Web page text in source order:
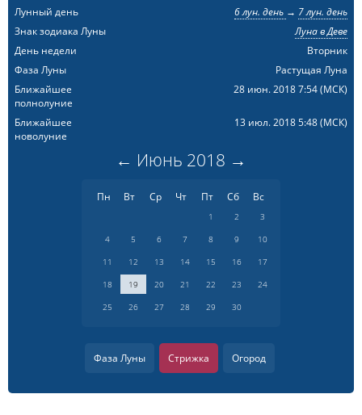
Лунный день
6 лун. день → 7 лун. день
Знак зодиака Луны
Луна в Деве
День недели
Вторник
Фаза Луны
Растущая Луна
Ближайшее
полнолуние
28 июн. 2018 7:54(МСК)
Ближайшее
новолуние
13 июл. 2018 5:48(МСК)
← Июнь 2018 →
Пн Вт Ср Чт Пт Сб Вс
1 2
3
4
5 6 7 8 9
10
11
12 13 14 15 16
17
18
19 20 21 22 23
24
25
26 27 28 29 30
Фаза Луны Стрижка Огород